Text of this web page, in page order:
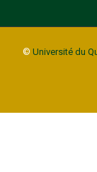
© Université du